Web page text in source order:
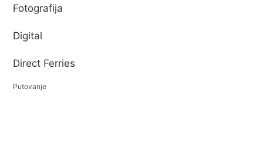
Fotografija
Digital
Direct Ferries
Putovanje